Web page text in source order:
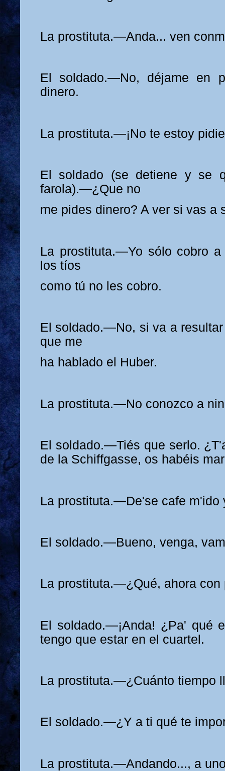
La prostituta.—Anda... ven
El soldado.—No, déjame en
dinero.
La prostituta.—¡No te estoy
El soldado (se detiene y se
farola).—¿Que no
me pides dinero? A ver si vas a
La prostituta.—Yo sólo cobro
los tíos
como tú no les cobro.
El soldado.—No, si va a
que me
ha hablado el Huber.
La prostituta.—No conozco a
El soldado.—Tiés que serlo.
de la Schiffgasse, os habéis
La prostituta.—De'se cafe m'ido
El soldado.—Bueno, venga,
La prostituta.—¿Qué, ahora con
El soldado.—¡Anda! ¿Pa' qué
tengo que estar en el cuartel.
La prostituta.—¿Cuánto tiempo
El soldado.—¿Y a ti qué te
La prostituta.—Andando..., a